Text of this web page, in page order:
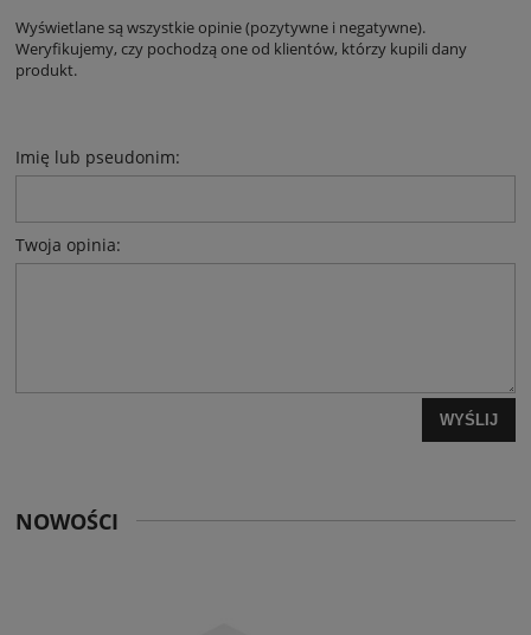
Wyświetlane są wszystkie opinie (pozytywne i negatywne).
Weryfikujemy, czy pochodzą one od klientów, którzy kupili dany
produkt.
Imię lub pseudonim:
Twoja opinia:
WYŚLIJ
NOWOŚCI